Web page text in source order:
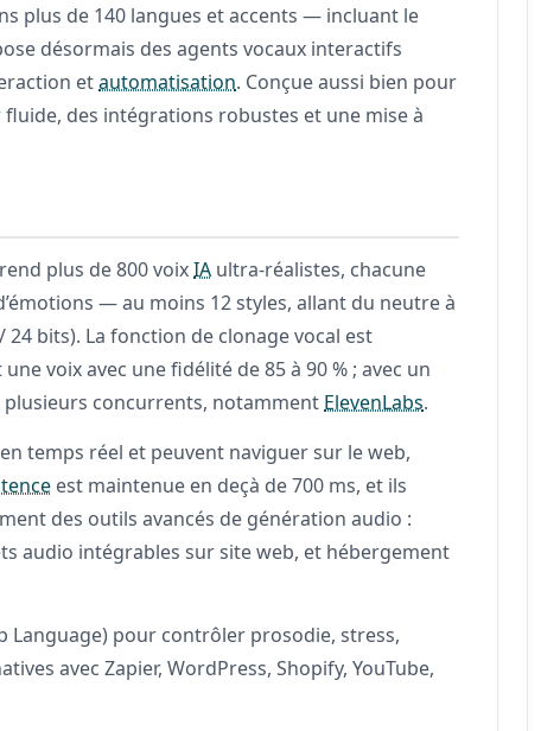
plus de 140 langues et accents — incluant le
désormais des agents vocaux interactifs
etautomatisation. Conçue aussi bien pour
des intégrations robustes et une mise à
plus de 800 voixIA ultra-réalistes, chacune
— au moins 12 styles, allant du neutre à
bits). La fonction de clonage vocal est
voix avec une fidélité de 85 à 90 % ; avec un
plusieurs concurrents, notamment ElevenLabs.
temps réel et peuvent naviguer sur le web,
est maintenue en deçà de 700 ms, et ils
des outils avancés de génération audio :
audio intégrables sur site web, et hébergement
Language) pour contrôler prosodie, stress,
avec Zapier, WordPress, Shopify, YouTube,